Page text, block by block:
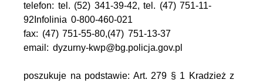
telefon: tel. (52) 341-39-42, tel. (47) 751-11-
92Infolinia 0-800-460-021
fax: (47) 751-55-80,(47) 751-13-37
email: dyzurny-kwp@bg.policja.gov.pl
poszukuje na podstawie: Art. 279 § 1 Kradzież z